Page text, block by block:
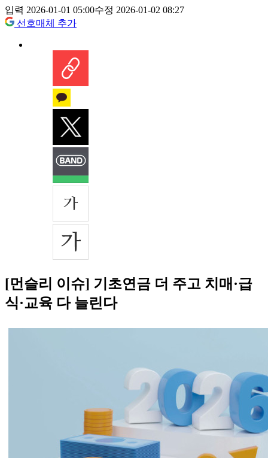
입력 2026-01-01 05:00수정 2026-01-02 08:27
선호매체 추가
[먼슬리 이슈] 기초연금 더 주고 치매·급
식·교육 다 늘린다​